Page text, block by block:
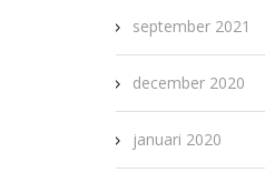
september 2021
december 2020
januari 2020